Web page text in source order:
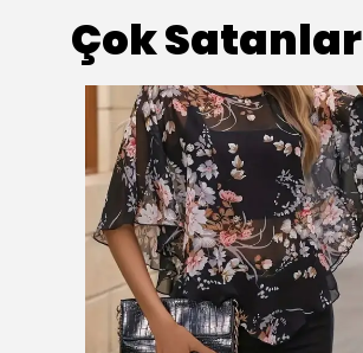
Çok Satanlar